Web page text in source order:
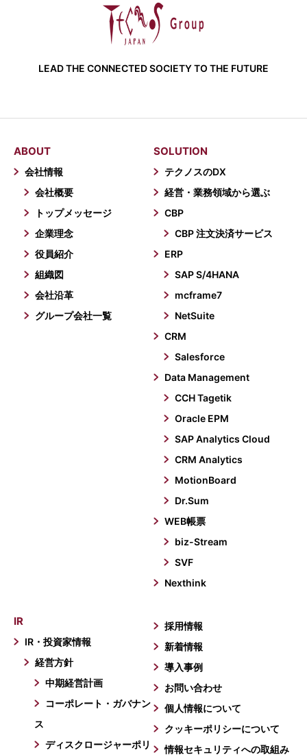
LEAD THE CONNECTED SOCIETY TO THE FUTURE
ABOUT
会社情報
会社概要
トップメッセージ
企業理念
役員紹介
組織図
会社沿革
グループ会社一覧
SOLUTION
テクノスのDX
経営・業務領域から選ぶ
CBP
CBP 注文決済サービス
ERP
SAP S/4HANA
mcframe7
NetSuite
CRM
Salesforce
Data Management
CCH Tagetik
Oracle EPM
SAP Analytics Cloud
CRM Analytics
MotionBoard
Dr.Sum
WEB帳票
biz-Stream
SVF
Nexthink
IR
IR・投資家情報
経営方針
中期経営計画
コーポレート・ガバナン
ス
ディスクロージャーポリ
採用情報
新着情報
導入事例
お問い合わせ
個人情報について
クッキーポリシーについて
情報セキュリティへの取組み